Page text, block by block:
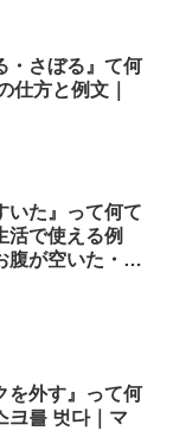
・さぼる』て何
仕方と例文｜
いた』って何て
活で使える例
腹が空いた・ペ
を外す』って何
크를 벗다｜マ